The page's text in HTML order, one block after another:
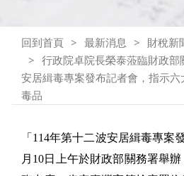
回到首頁 最新消息
財稅新
行政院卓院長榮泰蒞臨財政
安居緝毒專案發布記者會，指示
毒品
「114年第十二波安居緝毒專案
月10日上午於財政部關務署舉